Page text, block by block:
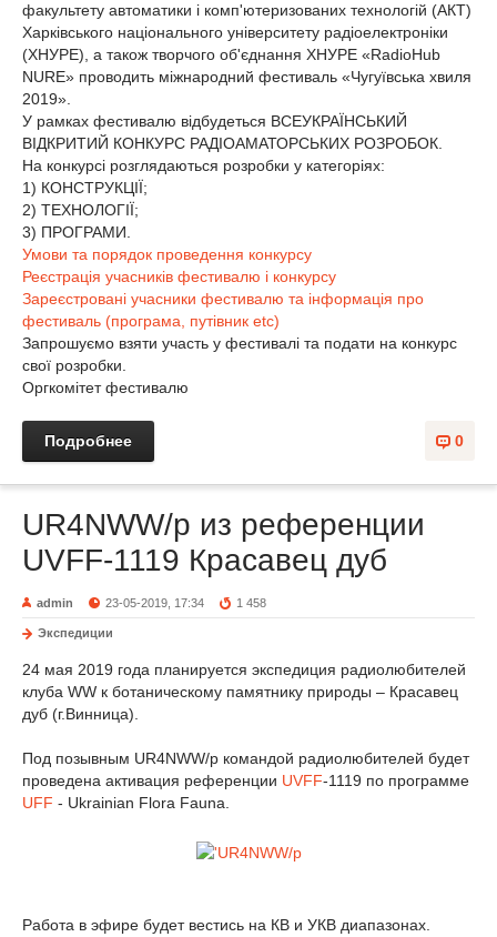
факультету автоматики і комп'ютеризованих технологій (АКТ)
Харківського національного університету радіоелектроніки
(ХНУРЕ), а також творчого об'єднання ХНУРЕ «RadioHub
NURE» проводить міжнародний фестиваль «Чугуївська хвиля
2019».
У рамках фестивалю відбудеться ВСЕУКРАЇНСЬКИЙ
ВІДКРИТИЙ КОНКУРС РАДІОАМАТОРСЬКИХ РОЗРОБОК.
На конкурсі розглядаються розробки у категоріях:
1) КОНСТРУКЦІЇ;
2) ТЕХНОЛОГІЇ;
3) ПРОГРАМИ.
Умови та порядок проведення конкурсу
Реєстрація учасників фестивалю і конкурсу
Зареєстровані учасники фестивалю та інформація про
фестиваль (програма, путівник etc)
Запрошуємо взяти участь у фестивалі та подати на конкурс
свої розробки.
Оргкомітет фестивалю
0
Подробнее
UR4NWW/p из референции
UVFF-1119 Красавец дуб
admin 23-05-2019, 17:34 1 458
Экспедиции
24 мая 2019 года планируется экспедиция радиолюбителей
клуба WW к ботаническому памятнику природы – Красавец
дуб (г.Винница).
Под позывным UR4NWW/p командой радиолюбителей будет
проведена активация референции UVFF-1119 по программе
UFF - Ukrainian Flora Fauna.
Работа в эфире будет вестись на КВ и УКВ диапазонах.